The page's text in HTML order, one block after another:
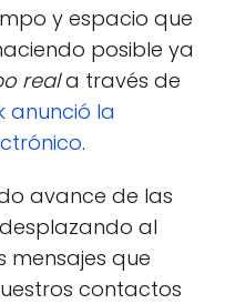
y espacio que
posible ya
reala través de
anunció la
.
avance de las
al
mensajes que
contactos